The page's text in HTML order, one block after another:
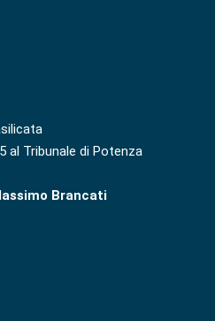
al Tribunale di Potenza
Brancati